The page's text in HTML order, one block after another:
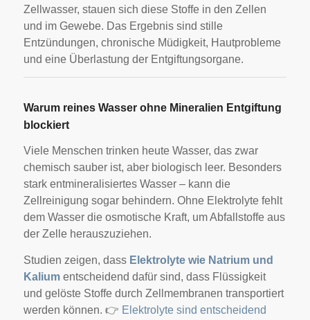
Zellwasser, stauen sich diese Stoffe in den Zellen
und im Gewebe. Das Ergebnis sind stille
Entzündungen, chronische Müdigkeit, Hautprobleme
und eine Überlastung der Entgiftungsorgane.
Warum reines Wasser ohne Mineralien Entgiftung
blockiert
Viele Menschen trinken heute Wasser, das zwar
chemisch sauber ist, aber biologisch leer. Besonders
stark entmineralisiertes Wasser – kann die
Zellreinigung sogar behindern. Ohne Elektrolyte fehlt
dem Wasser die osmotische Kraft, um Abfallstoffe aus
der Zelle herauszuziehen.
Studien zeigen, dass Elektrolyte wie Natrium und
Kaliumentscheidend dafür sind, dass Flüssigkeit
und gelöste Stoffe durch Zellmembranen transportiert
werden können. 👉 Elektrolyte sind entscheidend